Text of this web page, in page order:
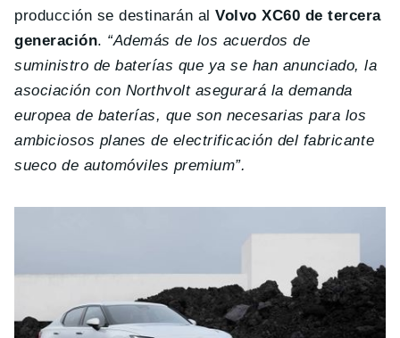
producción se destinarán alVolvo XC60 de tercera
generación. “Además de los acuerdos de
suministro de baterías que ya se han anunciado, la
asociación con Northvolt asegurará la demanda
europea de baterías, que son necesarias para los
ambiciosos planes de electrificación del fabricante
sueco de automóviles premium”.